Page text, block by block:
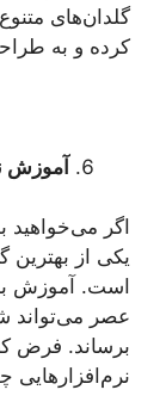
گلدان‌های
کرده و به
آموزش
اگر می‌خواهید
یکی از
است. آموزش
عصر می‌تواند
برساند. فرض
نرم‌افزارهایی